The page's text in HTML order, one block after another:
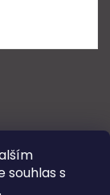
souhlas s
.
Alton
Ellen